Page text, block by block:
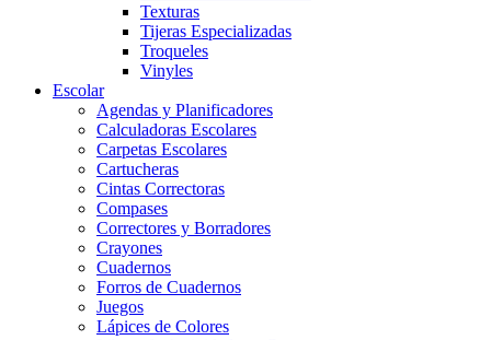
Texturas
Tijeras Especializadas
Troqueles
Vinyles
Escolar
Agendas y Planificadores
Calculadoras Escolares
Carpetas Escolares
Cartucheras
Cintas Correctoras
Compases
Correctores y Borradores
Crayones
Cuadernos
Forros de Cuadernos
Juegos
Lápices de Colores